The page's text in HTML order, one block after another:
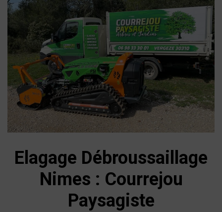
Elagage Débroussaillage
Nimes : Courrejou
Paysagiste